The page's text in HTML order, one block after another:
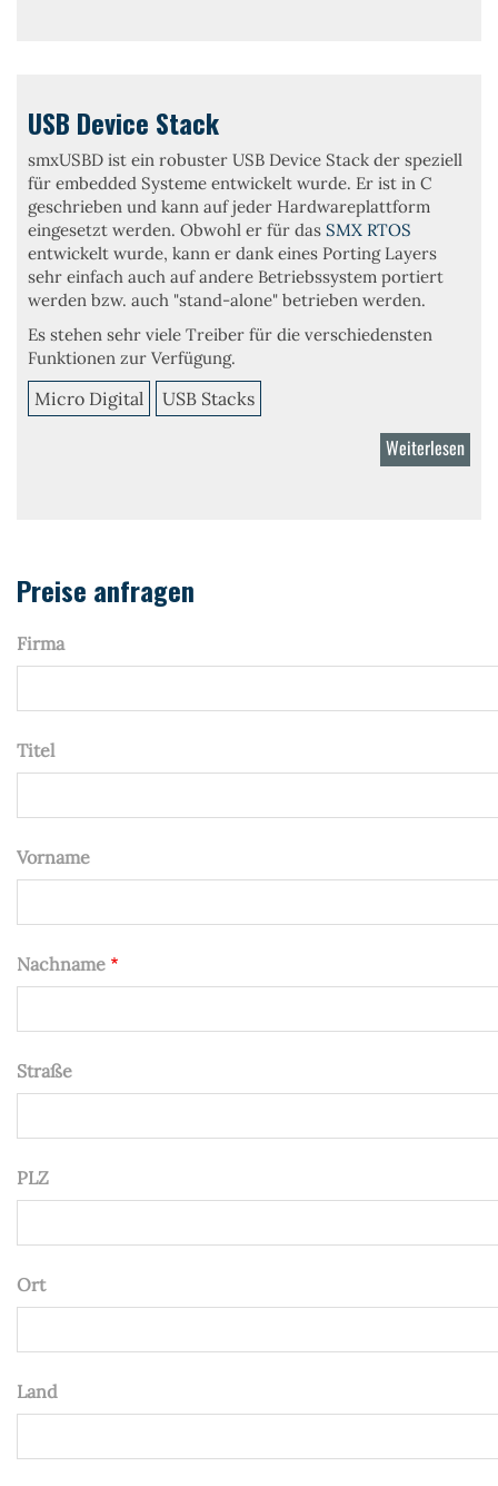
USB Device Stack
smxUSBD ist ein robuster USB Device Stack der speziell
für embedded Systeme entwickelt wurde. Er ist in C
geschrieben und kann auf jeder Hardwareplattform
eingesetzt werden. Obwohl er für das SMX RTOS
entwickelt wurde, kann er dank eines Porting Layers
sehr einfach auch auf andere Betriebssystem portiert
werden bzw. auch "stand-alone" betrieben werden.
Es stehen sehr viele Treiber für die verschiedensten
Funktionen zur Verfügung.
Micro Digital USB Stacks
Weiterlesen
USB
Preise anfragen
Firma
Titel
Vorname
Nachname
Straße
PLZ
Ort
Land